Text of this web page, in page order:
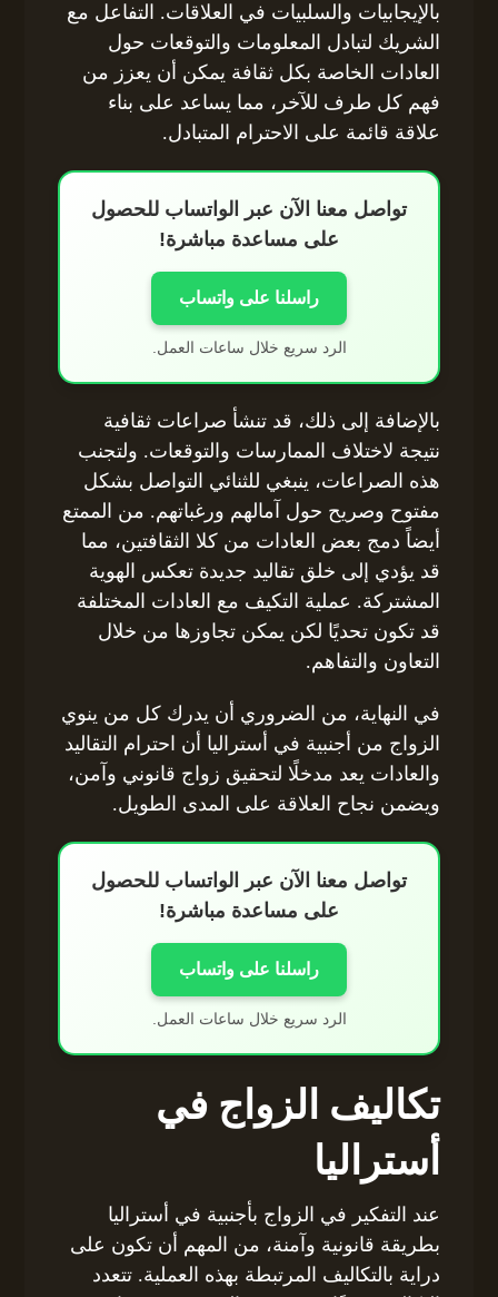
بالإيجابيات والسلبيات في العلاقات. التفاعل مع
الشريك لتبادل المعلومات والتوقعات حول
العادات الخاصة بكل ثقافة يمكن أن يعزز من
فهم كل طرف للآخر، مما يساعد على بناء
علاقة قائمة على الاحترام المتبادل.
تواصل معنا الآن عبر الواتساب للحصول
على مساعدة مباشرة!
راسلنا على واتساب
الرد سريع خلال ساعات العمل.
بالإضافة إلى ذلك، قد تنشأ صراعات ثقافية
نتيجة لاختلاف الممارسات والتوقعات. ولتجنب
هذه الصراعات، ينبغي للثنائي التواصل بشكل
مفتوح وصريح حول آمالهم ورغباتهم. من الممتع
أيضاً دمج بعض العادات من كلا الثقافتين، مما
قد يؤدي إلى خلق تقاليد جديدة تعكس الهوية
المشتركة. عملية التكيف مع العادات المختلفة
قد تكون تحديًا لكن يمكن تجاوزها من خلال
التعاون والتفاهم.
في النهاية، من الضروري أن يدرك كل من ينوي
الزواج من أجنبية في أستراليا أن احترام التقاليد
والعادات يعد مدخلًا لتحقيق زواج قانوني وآمن،
ويضمن نجاح العلاقة على المدى الطويل.
تواصل معنا الآن عبر الواتساب للحصول
على مساعدة مباشرة!
راسلنا على واتساب
الرد سريع خلال ساعات العمل.
تكاليف الزواج في
أستراليا
عند التفكير في الزواج بأجنبية في أستراليا
بطريقة قانونية وآمنة، من المهم أن تكون على
دراية بالتكاليف المرتبطة بهذه العملية. تتعدد